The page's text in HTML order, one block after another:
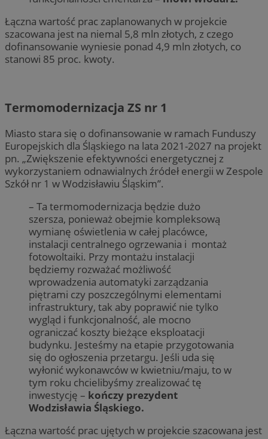
Łączna wartość prac zaplanowanych w projekcie
szacowana jest na niemal 5,8 mln złotych, z czego
dofinansowanie wyniesie ponad 4,9 mln złotych, co
stanowi 85 proc. kwoty.
Termomodernizacja ZS nr 1
Miasto stara się o dofinansowanie w ramach Funduszy
Europejskich dla Śląskiego na lata 2021-2027 na projekt
pn. „Zwiększenie efektywności energetycznej z
wykorzystaniem odnawialnych źródeł energii w Zespole
Szkół nr 1 w Wodzisławiu Śląskim”.
– Ta termomodernizacja będzie dużo
szersza, ponieważ obejmie kompleksową
wymianę oświetlenia w całej placówce,
instalacji centralnego ogrzewania i montaż
fotowoltaiki. Przy montażu instalacji
będziemy rozważać możliwość
wprowadzenia automatyki zarządzania
piętrami czy poszczególnymi elementami
infrastruktury, tak aby poprawić nie tylko
wygląd i funkcjonalność, ale mocno
ograniczać koszty bieżące eksploatacji
budynku. Jesteśmy na etapie przygotowania
się do ogłoszenia przetargu. Jeśli uda się
wyłonić wykonawców w kwietniu/maju, to w
tym roku chcielibyśmy zrealizować tę
inwestycję – kończy prezydent
Wodzisławia Śląskiego.
Łączna wartość prac ujętych w projekcie szacowana jest